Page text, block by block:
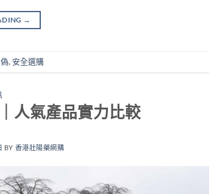
→
,安全選購
人氣產品實力比較
BY 香港壯陽藥網購